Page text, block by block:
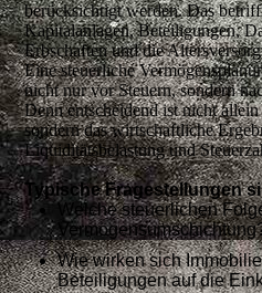
berücksichtigt werden. Das
Kapitalanlagen, Beteiligungen,
Erbschaften und die
Eine steuerliche
nicht nur vor Steuern, sondern
Denn entscheidend ist nicht
sondern das wirtschaftliche
Liquiditätsbelastung und
Typische Fragestellungen
Welche steuerlichen
Wie wirken sich
Beteiligungen auf die